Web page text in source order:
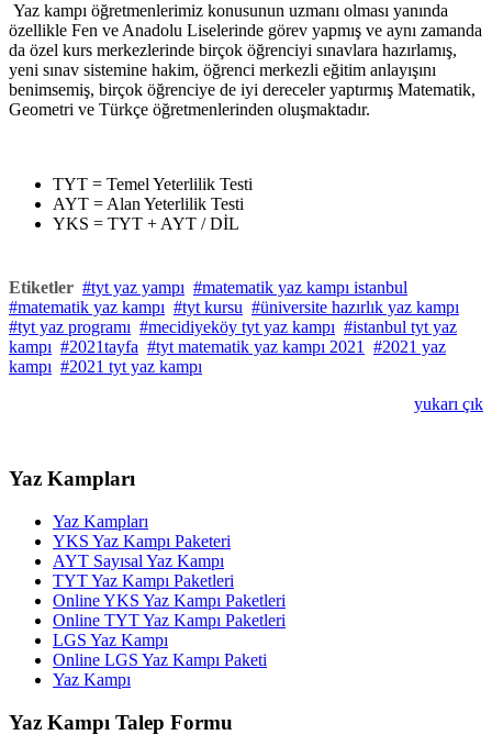
Yaz kampı öğretmenlerimiz konusunun uzmanı olması yanında
özellikle Fen ve Anadolu Liselerinde görev yapmış ve aynı zamanda
da özel kurs merkezlerinde birçok öğrenciyi sınavlara hazırlamış,
yeni sınav sistemine hakim, öğrenci merkezli eğitim anlayışını
benimsemiş, birçok öğrenciye de iyi dereceler yaptırmış Matematik,
Geometri ve Türkçe öğretmenlerinden oluşmaktadır.
TYT = Temel Yeterlilik Testi
AYT = Alan Yeterlilik Testi
YKS = TYT + AYT / DİL
Etiketler tyt yaz yampı
matematik yaz kampı istanbul
matematik yaz kampı
tyt kursu
üniversite hazırlık yaz kampı
tyt yaz programı
mecidiyeköy tyt yaz kampı
istanbul tyt yaz
kampı
2021tayfa tyt matematik yaz kampı 2021
2021 yaz
kampı
2021 tyt yaz kampı
yukarı çık
Yaz Kampları
Yaz Kampları
YKS Yaz Kampı Paketeri
AYT Sayısal Yaz Kampı
TYT Yaz Kampı Paketleri
Online YKS Yaz Kampı Paketleri
Online TYT Yaz Kampı Paketleri
LGS Yaz Kampı
Online LGS Yaz Kampı Paketi
Yaz Kampı
Yaz Kampı Talep Formu